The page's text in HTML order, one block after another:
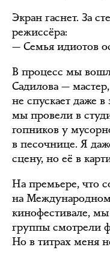
Экран гаснет. За
режиссёра:
— Семья идиотов
В процесс мы
Садилова —
не спускает даже
мы провели в
гопников у
в песочнице. Я
сцену, но её в
На премьере, что
на
кинофестивале,
группы смотрели
Но в титрах меня